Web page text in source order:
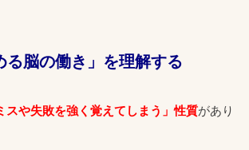
る脳の働き」を理解する
スや失敗を強く覚えてしまう」性質があり